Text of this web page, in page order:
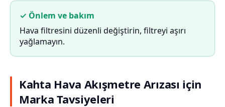
✓ Önlem ve bakım
Hava filtresini düzenli değiştirin, filtreyi aşırı
yağlamayın.
Kahta Hava Akışmetre Arızası için
Marka Tavsiyeleri